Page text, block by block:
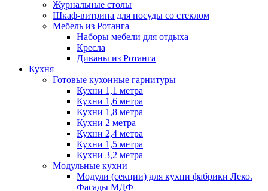
Журнальные столы
Шкаф-витрина для посуды со стеклом
Мебель из Ротанга
Наборы мебели для отдыха
Кресла
Диваны из Ротанга
Кухня
Готовые кухонные гарнитуры
Кухни 1,1 метра
Кухни 1,6 метра
Кухни 1,8 метра
Кухни 2 метра
Кухни 2,4 метра
Кухни 1,5 метра
Кухни 3,2 метра
Модульные кухни
Модули (секции) для кухни фабрики Леко.
Фасады МДФ